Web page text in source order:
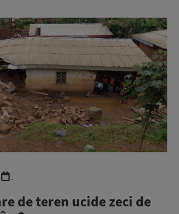
.
de teren ucide zeci de